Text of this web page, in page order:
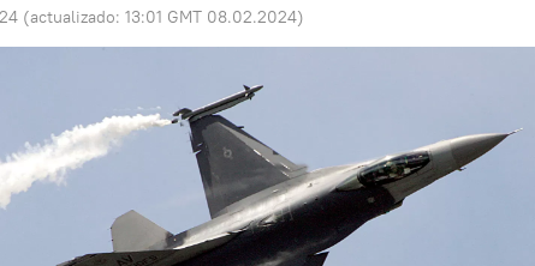
(actualizado: 13:01 GMT 08.02.2024)